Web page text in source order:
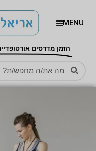
MENU
הזמן מדרסים